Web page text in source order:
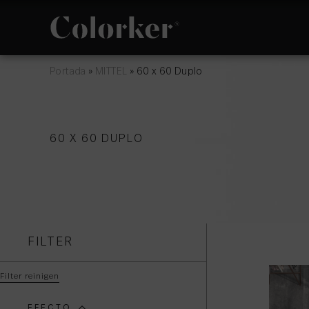
Portada » MITTEL » 60 x 60 Duplo
60 X 60 DUPLO
FILTER
Filter reinigen